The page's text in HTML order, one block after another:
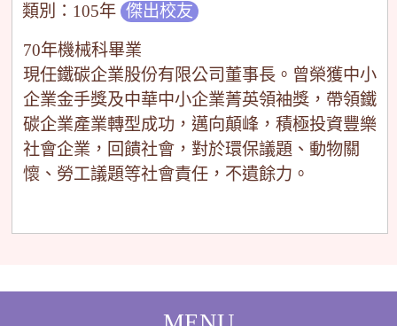
類別：105年 傑出校友
70年機械科畢業
現任鐵碳企業股份有限公司董事長。曾榮獲中小
企業金手獎及中華中小企業菁英領袖獎，帶領鐵
碳企業產業轉型成功，邁向顛峰，積極投資豐樂
社會企業，回饋社會，對於環保議題、動物關
懷、勞工議題等社會責任，不遺餘力。